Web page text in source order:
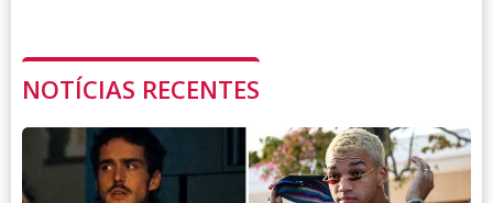
NOTÍCIAS RECENTES